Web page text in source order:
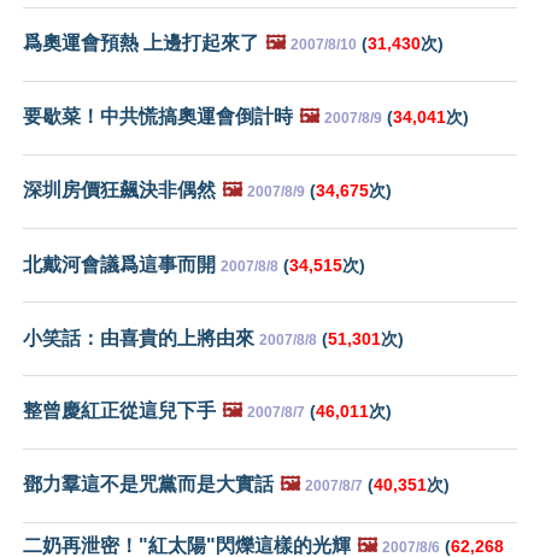
爲奧運會預熱 上邊打起來了 🖼️ 2007/8/10 (31,430次)
要歇菜！中共慌搞奧運會倒計時 🖼️ 2007/8/9 (34,041次)
深圳房價狂飆決非偶然 🖼️ 2007/8/9 (34,675次)
北戴河會議爲這事而開 2007/8/8 (34,515次)
小笑話：由喜貴的上將由來 2007/8/8 (51,301次)
整曾慶紅正從這兒下手 🖼️ 2007/8/7 (46,011次)
鄧力羣這不是咒黨而是大實話 🖼️ 2007/8/7 (40,351次)
二奶再泄密！"紅太陽"閃爍這樣的光輝 🖼️ 2007/8/6 (62,268